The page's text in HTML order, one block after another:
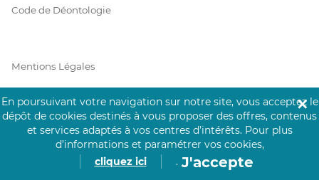
Code de Déontologie
Mentions Légales
Prérequis Click&Care
En poursuivant votre navigation sur notre site, vous acceptez le
dépôt de cookies destinés à vous proposer des offres, contenus
et services adaptés à vos centres d’intérêts. Pour plus
d’informations et paramétrer vos cookies,
cliquez ici
. J'accepte
✕